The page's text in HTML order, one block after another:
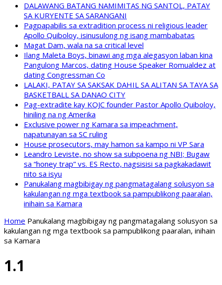
DALAWANG BATANG NAMIMITAS NG SANTOL, PATAY
SA KURYENTE SA SARANGANI
Pagpapabilis sa extradition process ni religious leader
Apollo Quiboloy, isinusulong ng isang mambabatas
Magat Dam, wala na sa critical level
Ilang Maleta Boys, binawi ang mga alegasyon laban kina
Pangulong Marcos, dating House Speaker Romualdez at
dating Congressman Co
LALAKI, PATAY SA SAKSAK DAHIL SA ALITAN SA TAYA SA
BASKETBALL SA DANAO CITY
Pag-extradite kay KOJC founder Pastor Apollo Quiboloy,
hiniling na ng Amerika
Exclusive power ng Kamara sa impeachment,
napatunayan sa SC ruling
House prosecutors, may hamon sa kampo ni VP Sara
Leandro Leviste, no show sa subpoena ng NBI; Bugaw
sa “honey trap” vs. ES Recto, nagsisisi sa pagkakadawit
nito sa isyu
Panukalang magbibigay ng pangmatagalang solusyon sa
kakulangan ng mga textbook sa pampublikong paaralan,
inihain sa Kamara
Home Panukalang magbibigay ng pangmatagalang solusyon sa
kakulangan ng mga textbook sa pampublikong paaralan, inihain
sa Kamara
1.1